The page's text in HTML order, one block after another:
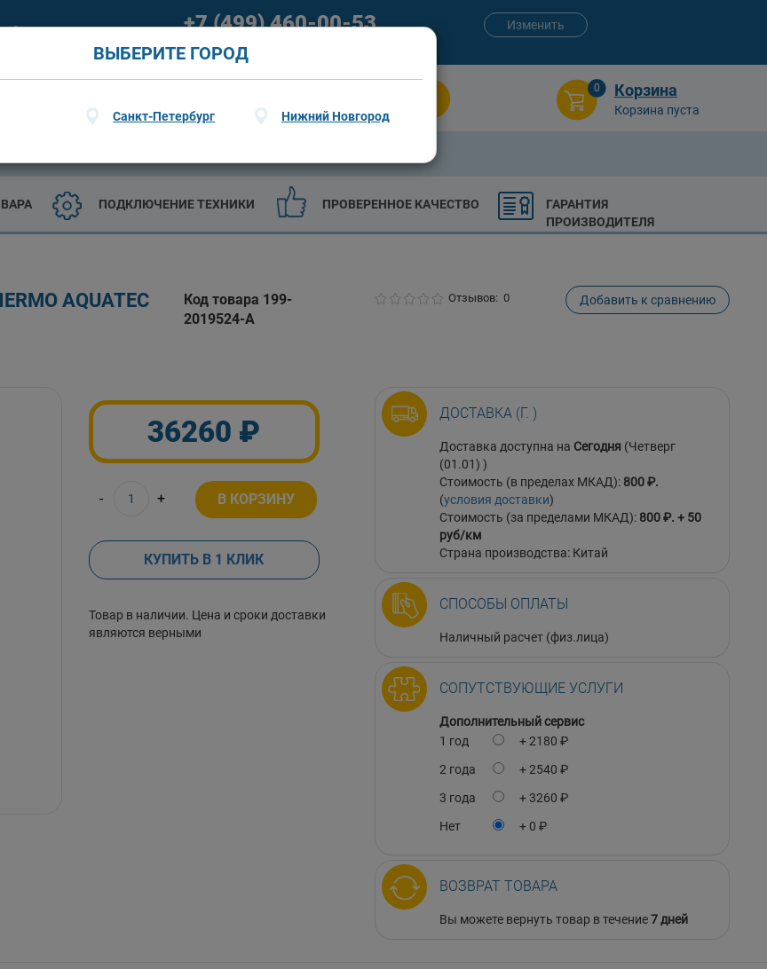
О гарантии +7 (499) 460-00-53
09:00 - 21:00 (пн-пт) 09:00 - 20:00 (сб-вс)
Изменить
ВЫБЕРИТЕ ГОРОД
Санкт-Петербург Нижний Новгород
0 Корзина
Корзина пуста
ПОДКЛЮЧЕНИЕ ТЕХНИКИ ПРОВЕРЕННОЕ КАЧЕСТВО
ГАРАНТИЯ
ПРОИЗВОДИТЕЛЯ
AQUATEC
Код товара 199-
2019524-A
Отзывов: 0 Добавить к сравнению
36260 ₽
- + В КОРЗИНУ
КУПИТЬ В 1 КЛИК
Товар в наличии. Цена и сроки доставки
являются верными
ДОСТАВКА (Г. )
Доставка доступна на Сегодня (Четверг
(01.01) )
Стоимость (в пределах МКАД): 800 ₽.
(условия доставки)
Стоимость (за пределами МКАД): 800 ₽. + 50
руб/км
Страна производства: Китай
СПОСОБЫ ОПЛАТЫ
Наличный расчет (физ.лица)
СОПУТСТВУЮЩИЕ УСЛУГИ
Дополнительный сервис
1 год
+ 2180 ₽
2 года
+ 2540 ₽
3 года
+ 3260 ₽
Нет
+ 0 ₽
ВОЗВРАТ ТОВАРА
Вы можете вернуть товар в течение7 дней